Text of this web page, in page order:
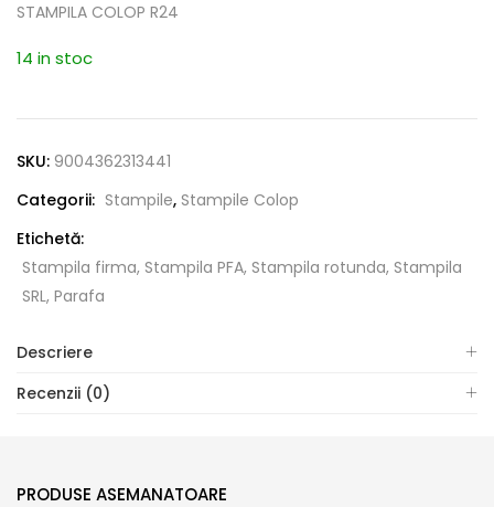
STAMPILA COLOP R24
14 in stoc
SKU: 9004362313441
Categorii: Stampile, Stampile Colop
Etichetă:
Stampila firma, Stampila PFA, Stampila rotunda, Stampila
SRL, Parafa
Descriere
Recenzii (0)
PRODUSE ASEMANATOARE